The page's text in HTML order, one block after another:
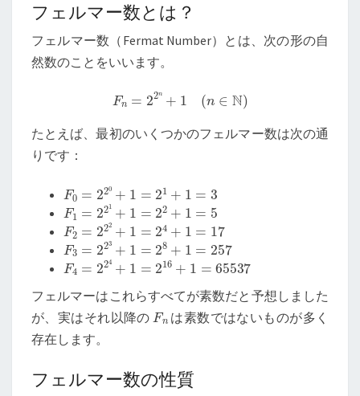
底
説
フェルマー数とは？
フェルマー数（Fermat Number）とは、次の形の自
然数のことをいいます。
=22 n +1 ∈ N)
たとえば、最初のいくつかのフェルマー数は次の通
りです：
F0 20+ 1 =2 1= 3
F1 21+ 1 =2 1= 5
F2 22+ 1 =2 1= 17
F3 23+ 1 =2 1= 257
F4 24+ 1 =2 +1=65537
フェルマーはこれらすべてが素数だと予想しました
が、実はそれ以降の Fn は素数ではないものが多く
存在します。
フェルマー数の性質